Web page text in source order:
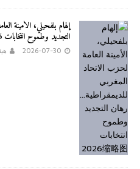
إلهام بلفحيلي، الأمينة
التجديد وطموح انتخابات 2026
2026-07-30